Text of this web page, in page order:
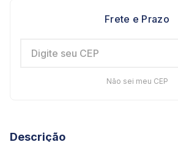
Não sei meu CEP
Descrição